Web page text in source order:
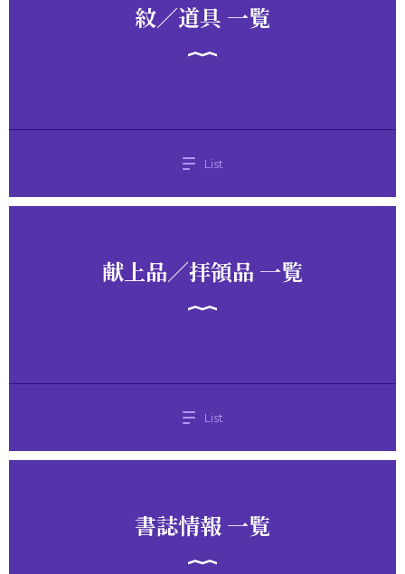
紋／道具 一覧
List
献上品／拝領品 一覧
List
書誌情報 一覧